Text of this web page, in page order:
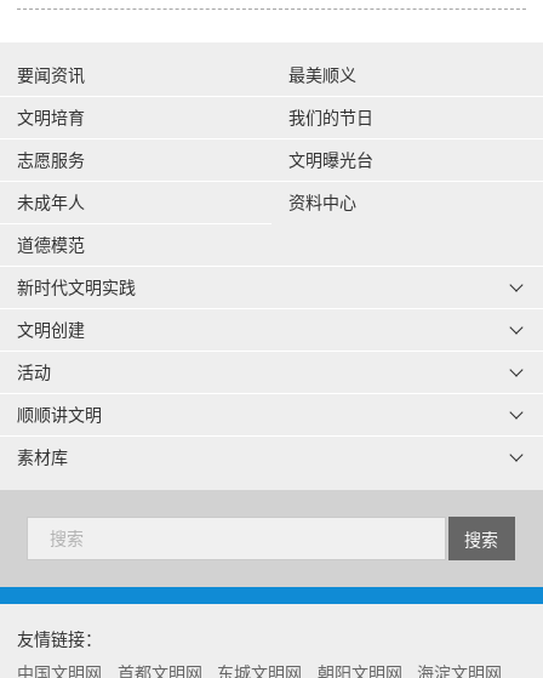
要闻资讯
文明培育
志愿服务
未成年人
道德模范
最美顺义
我们的节日
文明曝光台
资料中心
新时代文明实践
文明创建
活动
顺顺讲文明
素材库
友情链接：
中国文明网
首都文明网 东城文明网 朝阳文明网 海淀文明网